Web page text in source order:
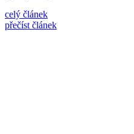
celý článek
přečíst článek